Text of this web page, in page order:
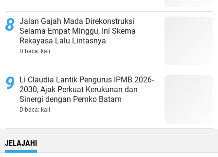
Jalan Gajah Mada Direkonstruksi
Selama Empat Minggu, Ini Skema
Rekayasa Lalu Lintasnya
Dibaca: kali
Li Claudia Lantik Pengurus IPMB 2026-
2030, Ajak Perkuat Kerukunan dan
Sinergi dengan Pemko Batam
Dibaca: kali
JELAJAHI